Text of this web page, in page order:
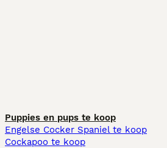
Puppies en pups te koop
Engelse Cocker Spaniel te koop
Cockapoo te koop